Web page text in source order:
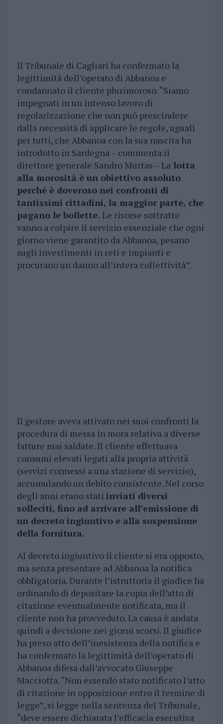
Il Tribunale di Cagliari ha confermato la
legittimità dell’operato di Abbanoa e
condannato il cliente plurimoroso. “Siamo
impegnati in un intenso lavoro di
regolarizzazione che non può prescindere
dalla necessità di applicare le regole, uguali
per tutti, che Abbanoa con la sua nascita ha
introdotto in Sardegna – commenta il
direttore generale Sandro Murtas – Lalotta
alla morosità è un obiettivo assoluto
perché è doveroso nei confronti di
tantissimi cittadini, la maggior parte, che
pagano le bollette. Le risorse sottratte
vanno a colpire il servizio essenziale che ogni
giorno viene garantito da Abbanoa, pesano
sugli investimenti in reti e impianti e
procurano un danno all’intera collettività”.
Il gestore aveva attivato nei suoi confronti la
procedura di messa in mora relativa a diverse
fatture mai saldate. Il cliente effettuava
consumi elevati legati alla propria attività
(servizi connessi a una stazione di servizio),
accumulando un debito consistente. Nel corso
degli anni erano stati inviati diversi
solleciti, fino ad arrivare all’emissione di
un decreto ingiuntivo e alla sospensione
della fornitura.
Al decreto ingiuntivo il cliente si era opposto,
ma senza presentare ad Abbanoa la notifica
obbligatoria. Durante l’istruttoria il giudice ha
ordinando di depositare la copia dell’atto di
citazione eventualmente notificata, ma il
cliente non ha provveduto. La causa è andata
quindi a decisione nei giorni scorsi. Il giudice
ha preso atto dell’inesistenza della notifica e
ha confermato la legittimità dell’operato di
Abbanoa difesa dall’avvocato Giuseppe
Macciotta. “Non essendo stato notificato l’atto
di citazione in opposizione entro il termine di
legge”, si legge nella sentenza del Tribunale,
“deve essere dichiarata l’efficacia esecutiva